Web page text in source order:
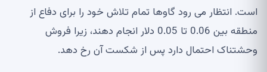
است. انتظار می رود گاوها تمام تلاش خود را برای دفاع از
منطقه بین 0.06 تا 0.05 دلار انجام دهند، زیرا فروش
وحشتناک احتمال دارد پس از شکست آن رخ دهد.